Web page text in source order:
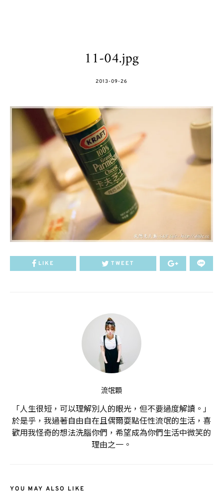
11-04.jpg
POSTED
2013-09-26
LIKE TWEET
流氓顆
「人生很短，可以理解別人的眼光，但不要過度解讀。」
於是乎，我過著自由自在且偶爾耍點任性流氓的生活，喜
歡用我怪奇的想法洗腦你們，希望成為你們生活中微笑的
理由之一。
YOU MAY ALSO LIKE